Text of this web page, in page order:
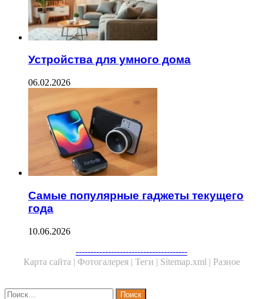
Устройства для умного дома
06.02.2026
Самые популярные гаджеты текущего
года
10.06.2026
--------------------------------------
Карта сайта | Фотогалерея | Теги | Sitemap.xml | Разное
Close
Найти: